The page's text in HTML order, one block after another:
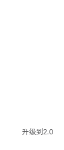
升级到2.0